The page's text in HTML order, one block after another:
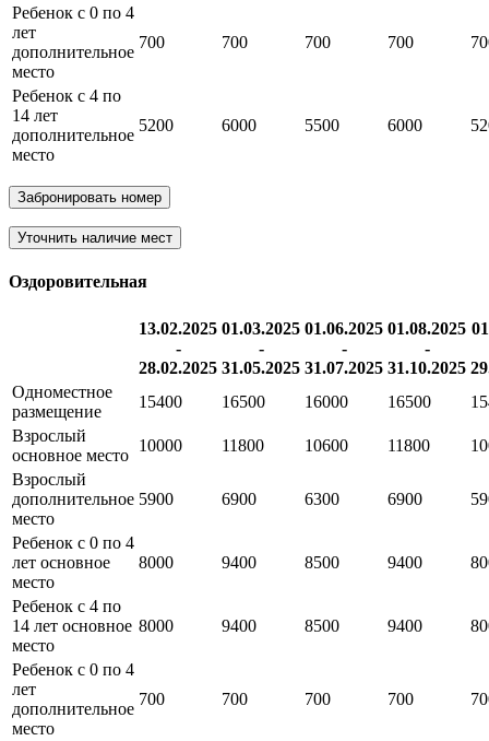
Ребенок с 0 по 4
лет
дополнительное
место
700 700 700 700
Ребенок с 4 по
14 лет
дополнительное
место
5200 6000 5500 6000
Забронировать номер
Уточнить наличие мест
Оздоровительная
13.02.2025
-
28.02.2025
01.03.2025
-
31.05.2025
01.06.2025
-
31.07.2025
01.08.2025
-
31.10.2025
Одноместное
размещение
15400 16500 16000 16500
Взрослый
основное место
10000 11800 10600 11800
Взрослый
дополнительное
место
5900 6900 6300 6900
Ребенок с 0 по 4
лет основное
место
8000 9400 8500 9400
Ребенок с 4 по
14 лет основное
место
8000 9400 8500 9400
Ребенок с 0 по 4
лет
дополнительное
место
700 700 700 700